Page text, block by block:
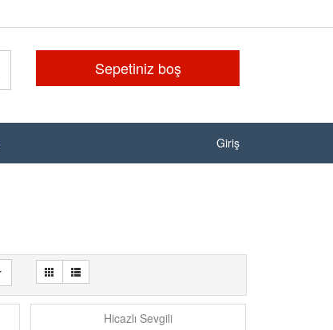
Sepetiniz boş
Giriş
Hicazlı Sevgili